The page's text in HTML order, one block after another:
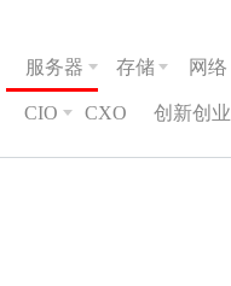
服务器 存储 网络
CIO CXO 创新创业